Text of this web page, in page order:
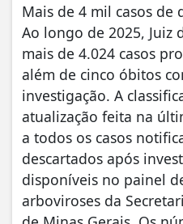
Mais de 4 mil casos de
Ao longo de 2025, Juiz
mais de 4.024 casos
além de cinco óbitos
investigação. A
atualização feita na
a todos os casos
descartados após
disponíveis no painel
arboviroses da